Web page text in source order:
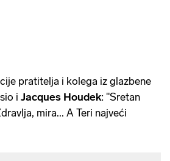
pratitelja i kolega iz glazbene
i Jacques Houdek: "Sretan
mira... A Teri najveći